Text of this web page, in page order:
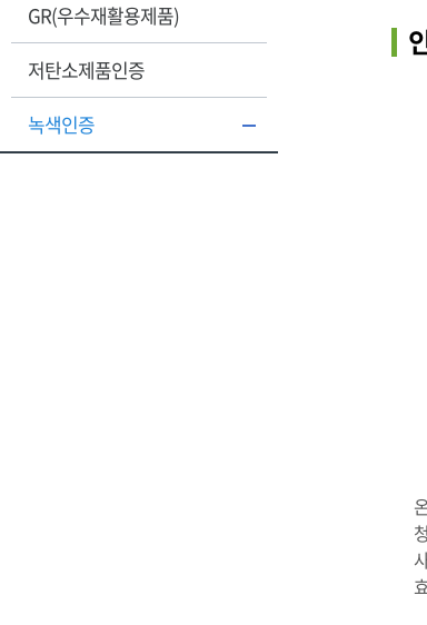
GR(우수재활용제품)
저탄소제품인증
녹색인증